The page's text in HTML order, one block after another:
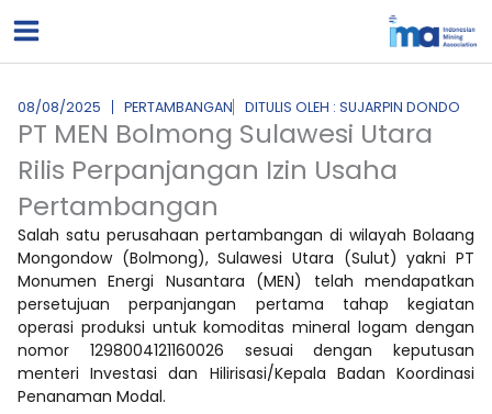
ke
08/08/2025 PERTAMBANGAN DITULIS OLEH : SUJARPIN DONDO
PT MEN Bolmong Sulawesi Utara
Rilis Perpanjangan Izin Usaha
Pertambangan
Salah satu perusahaan pertambangan di wilayah Bolaang
Mongondow (Bolmong), Sulawesi Utara (Sulut) yakni PT
Monumen Energi Nusantara (MEN) telah mendapatkan
persetujuan perpanjangan pertama tahap kegiatan
operasi produksi untuk komoditas mineral logam dengan
nomor 1298004121160026 sesuai dengan keputusan
menteri Investasi dan Hilirisasi/Kepala Badan Koordinasi
Penanaman Modal.